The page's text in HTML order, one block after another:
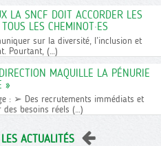
LA SNCF DOIT ACCORDER LES
LES CHEMINOT·ES
sur la diversité, l’inclusion et
Pourtant, (…)
MAQUILLE LA PÉNURIE
»
: ➢ Des recrutements immédiats et
besoins réels (…)
ACTUALITÉS